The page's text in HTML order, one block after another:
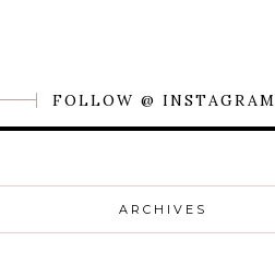
FOLLOW @ INSTAGRAM
ARCHIVES